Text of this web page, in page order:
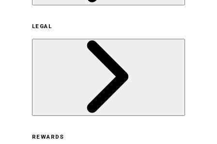
サステナビリティの取り組み（日本）
サステナビリティの取り組み（米国/英語）
ヒストリー
採用情報
LEGAL
REWARDS